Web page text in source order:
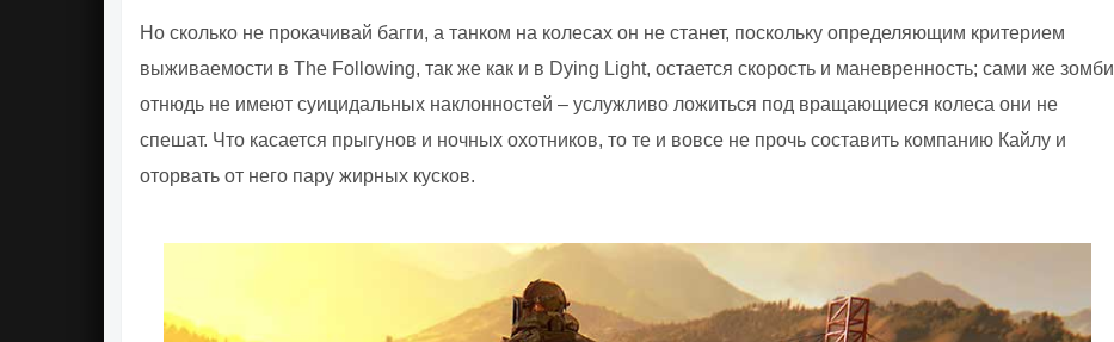
Но сколько не прокачивай багги, а танком на колесах он не станет, поскольку определяющим критерием
выживаемости в The Following, так же как и в Dying Light, остается скорость и маневренность; сами же зомби
отнюдь не имеют суицидальных наклонностей – услужливо ложиться под вращающиеся колеса они не
спешат. Что касается прыгунов и ночных охотников, то те и вовсе не прочь составить компанию Кайлу и
оторвать от него пару жирных кусков.